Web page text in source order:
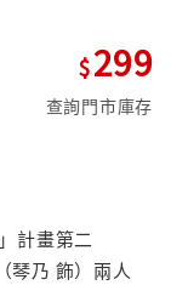
299
查詢門市庫存
計畫第二
琴乃 飾）兩人